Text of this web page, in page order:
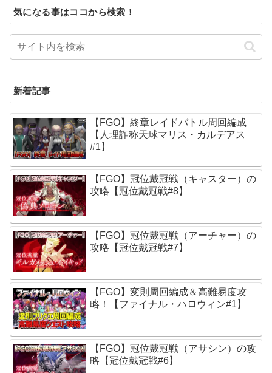
気になる事はココから検索！
新着記事
【FGO】終章レイドバトル周回編成
【人理詐称天球マリス・カルデアス
#1】
【FGO】冠位戴冠戦（キャスター）の
攻略【冠位戴冠戦#8】
【FGO】冠位戴冠戦（アーチャー）の
攻略【冠位戴冠戦#7】
【FGO】変則周回編成＆高難易度攻
略！【ファイナル・ハロウィン#1】
【FGO】冠位戴冠戦（アサシン）の攻
略【冠位戴冠戦#6】